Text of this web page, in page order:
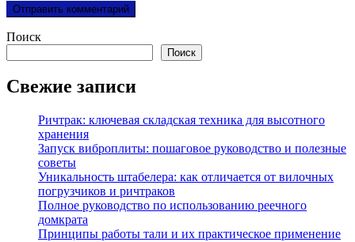
Поиск
Поиск
Свежие записи
Ричтрак: ключевая складская техника для высотного
хранения
Запуск виброплиты: пошаговое руководство и полезные
советы
Уникальность штабелера: как отличается от вилочных
погрузчиков и ричтраков
Полное руководство по использованию реечного
домкрата
Принципы работы тали и их практическое применение